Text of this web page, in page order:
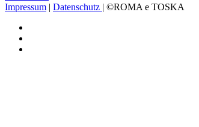
Impressum | Datenschutz | ©ROMA e TOSKA